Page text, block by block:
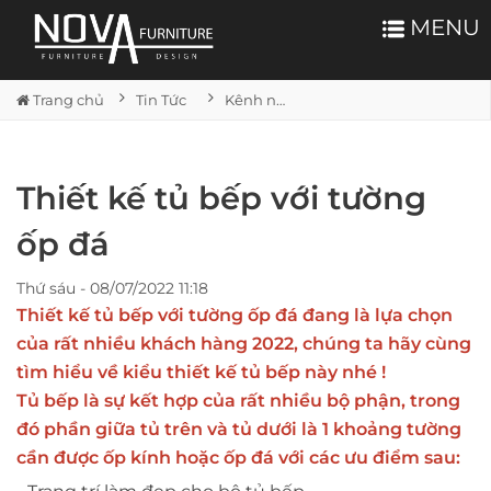
MENU
Trang chủ Tin Tức Kênh nội thất
Thiết kế tủ bếp với tường
ốp đá
Thứ sáu - 08/07/2022 11:18
Thiết kế tủ bếp với tường ốp đá đang là lựa chọn
của rất nhiều khách hàng 2022, chúng ta hãy cùng
tìm hiểu về kiểu thiết kế tủ bếp này nhé !
Tủ bếp là sự kết hợp của rất nhiều bộ phận, trong
đó phần giữa tủ trên và tủ dưới là 1 khoảng tường
cần được ốp kính hoặc ốp đá với các ưu điểm sau: